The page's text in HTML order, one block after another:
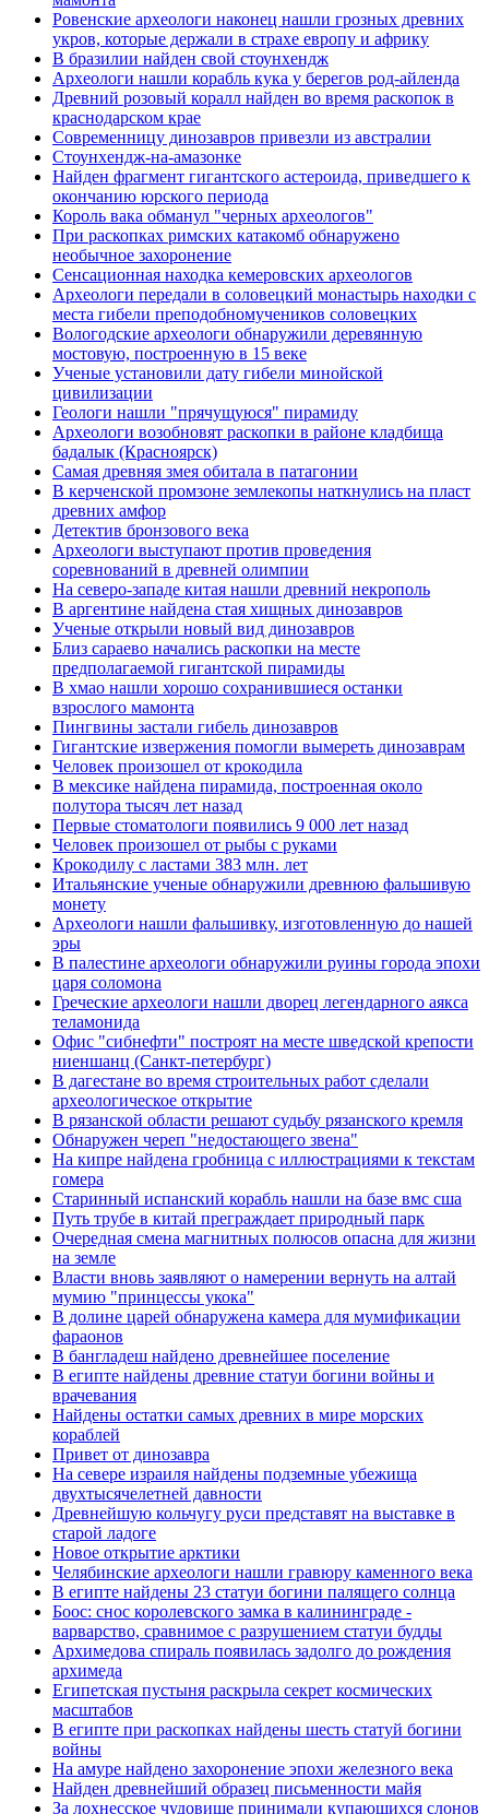
Ровенские археологи наконец нашли грозных древних
укров, которые держали в страхе европу и африку
В бразилии найден свой стоунхендж
Археологи нашли корабль кука у берегов род-айленда
Древний розовый коралл найден во время раскопок в
краснодарском крае
Современницу динозавров привезли из австралии
Стоунхендж-на-амазонке
Найден фрагмент гигантского астероида, приведшего к
окончанию юрского периода
Король вака обманул "черных археологов"
При раскопках римских катакомб обнаружено
необычное захоронение
Сенсационная находка кемеровских археологов
Археологи передали в соловецкий монастырь находки с
места гибели преподобномучеников соловецких
Вологодские археологи обнаружили деревянную
мостовую, построенную в 15 веке
Ученые установили дату гибели минойской
цивилизации
Геологи нашли "прячущуюся" пирамиду
Археологи возобновят раскопки в районе кладбища
бадалык (Красноярск)
Самая древняя змея обитала в патагонии
В керченской промзоне землекопы наткнулись на пласт
древних амфор
Детектив бронзового века
Археологи выступают против проведения
соревнований в древней олимпии
На северо-западе китая нашли древний некрополь
В аргентине найдена стая хищных динозавров
Ученые открыли новый вид динозавров
Близ сараево начались раскопки на месте
предполагаемой гигантской пирамиды
В хмао нашли хорошо сохранившиеся останки
взрослого мамонта
Пингвины застали гибель динозавров
Гигантские извержения помогли вымереть динозаврам
Человек произошел от крокодила
В мексике найдена пирамида, построенная около
полутора тысяч лет назад
Первые стоматологи появились 9 000 лет назад
Человек произошел от рыбы с руками
Крокодилу с ластами 383 млн. лет
Итальянские ученые обнаружили древнюю фальшивую
монету
Археологи нашли фальшивку, изготовленную до нашей
эры
В палестине археологи обнаружили руины города эпохи
царя соломона
Греческие археологи нашли дворец легендарного аякса
теламонида
Офис "сибнефти" построят на месте шведской крепости
ниеншанц (Санкт-петербург)
В дагестане во время строительных работ сделали
археологическое открытие
В рязанской области решают судьбу рязанского кремля
Обнаружен череп "недостающего звена"
На кипре найдена гробница с иллюстрациями к текстам
гомера
Старинный испанский корабль нашли на базе вмс сша
Путь трубе в китай преграждает природный парк
Очередная смена магнитных полюсов опасна для жизни
на земле
Власти вновь заявляют о намерении вернуть на алтай
мумию "принцессы укока"
В долине царей обнаружена камера для мумификации
фараонов
В бангладеш найдено древнейшее поселение
В египте найдены древние статуи богини войны и
врачевания
Найдены остатки самых древних в мире морских
кораблей
Привет от динозавра
На севере израиля найдены подземные убежища
двухтысячелетней давности
Древнейшую кольчугу руси представят на выставке в
старой ладоге
Новое открытие арктики
Челябинские археологи нашли гравюру каменного века
В египте найдены 23 статуи богини палящего солнца
Боос: снос королевского замка в калининграде -
варварство, сравнимое с разрушением статуи будды
Архимедова спираль появилась задолго до рождения
архимеда
Египетская пустыня раскрыла секрет космических
масштабов
В египте при раскопках найдены шесть статуй богини
войны
На амуре найдено захоронение эпохи железного века
Найден древнейший образец письменности майя
За лохнесское чудовище принимали купающихся слонов